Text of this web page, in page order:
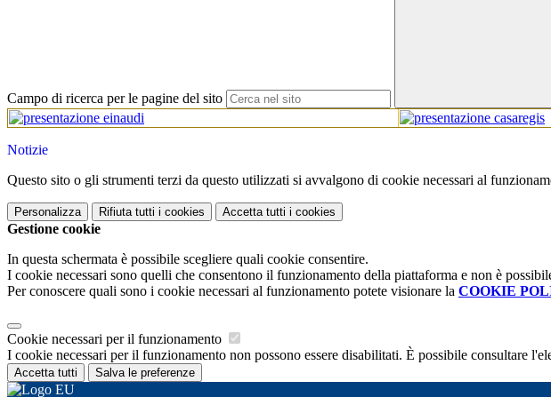
Campo di ricerca per le pagine del sito
Notizie
Questo sito o gli strumenti terzi da questo utilizzati si avvalgono di cookie necessari al
Personalizza Rifiuta tutti i cookies Accetta tutti i cookies
Gestione cookie
In questa schermata è possibile scegliere quali cookie consentire.
I cookie necessari sono quelli che consentono il funzionamento della piattaforma e non è
Per conoscere quali sono i cookie necessari al funzionamento potete visionare la COOKIE
Cookie necessari per il funzionamento
I cookie necessari per il funzionamento non possono essere disabilitati. È possibile consultare
Accetta tutti Salva le preferenze